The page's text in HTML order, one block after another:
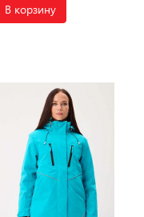
В корзину